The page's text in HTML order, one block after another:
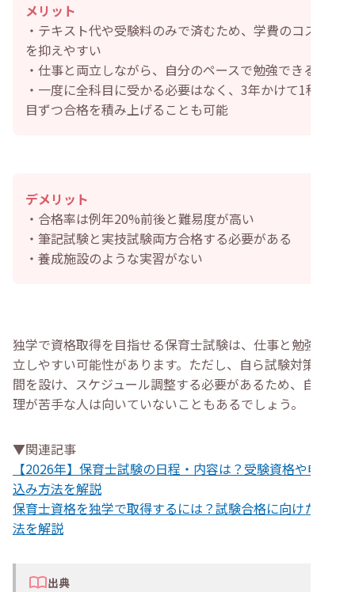
メリット
・テキスト代や受験料のみで済むため、学費のコスト
を抑えやすい
・仕事と両立しながら、自分のペースで勉強できる
・一度に全科目に受かる必要はなく、3年かけて1科
目ずつ合格を積み上げることも可能
デメリット
・合格率は例年20%前後と難易度が高い
・筆記試験と実技試験両方合格する必要がある
・養成施設のような実習がない
独学で資格取得を目指せる保育士試験は、仕事と勉強を両
立しやすい可能性があります。ただし、自ら試験対策の時
間を設け、スケジュール調整する必要があるため、自己管
理が苦手な人は向いていないこともあるでしょう。
▼関連記事
【2026年】保育士試験の日程・内容は？受験資格や申し
込み方法を解説
保育士資格を独学で取得するには？試験合格に向けた勉強
法を解説
出典